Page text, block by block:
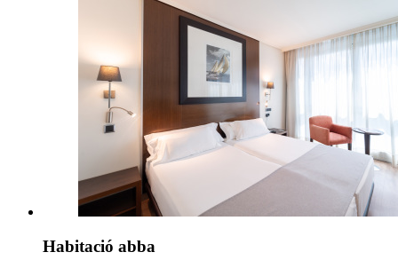
Habitació abba